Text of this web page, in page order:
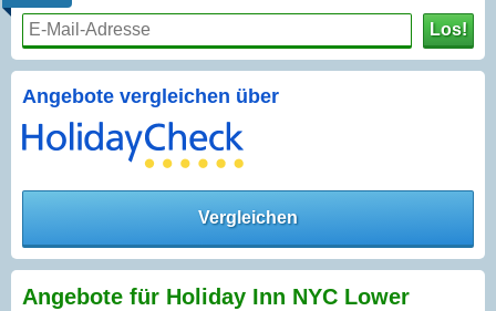
Los!
Angebote vergleichen über
Vergleichen
Angebote für Holiday Inn NYC Lower